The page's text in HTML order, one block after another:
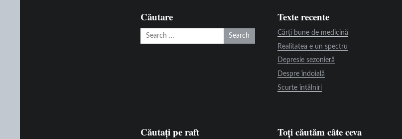
Căutare
Search
Texte recente
Cărți bune de medicină
Realitatea e un spectru
Depresie sezonieră
Despre îndoială
Scurte întâlniri
Căutați pe raft Toți căutăm câte ceva